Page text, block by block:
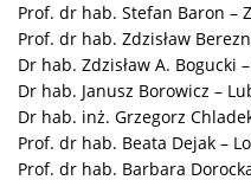
Prof. dr hab. Stefan Baron –
Prof. dr hab. Zdzisław
Dr hab. Zdzisław A. Bogucki
Dr hab. Janusz Borowicz –
Dr hab. inż. Grzegorz
Prof. dr hab. Beata Dejak –
Prof. dr hab. Barbara